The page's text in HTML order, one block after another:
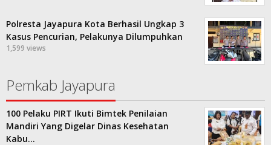
Polresta Jayapura Kota Berhasil Ungkap 3
Kasus Pencurian, Pelakunya Dilumpuhkan
1,599 views
Pemkab Jayapura
100 Pelaku PIRT Ikuti Bimtek Penilaian
Mandiri Yang Digelar Dinas Kesehatan
Kabu…